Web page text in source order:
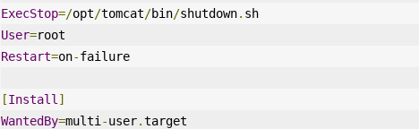
ExecStop=/opt/tomcat/bin/shutdown. sh
User=root
Restart=on-failure
[Install ]
WantedBy=multi -user.target